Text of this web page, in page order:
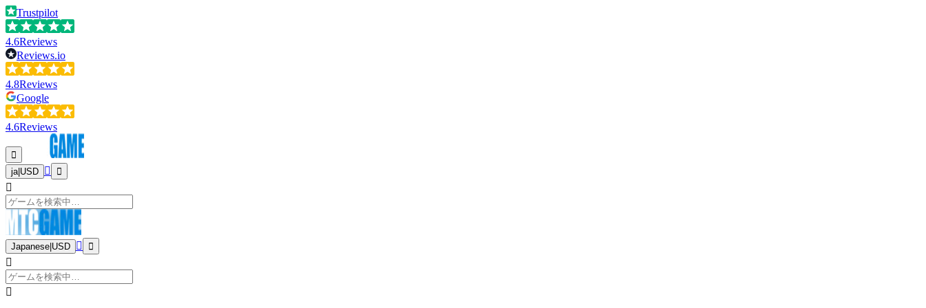
Trustpilot
4.6Reviews
Reviews.io
4.8Reviews
Google
4.6Reviews
ja| USD
Japanese USD